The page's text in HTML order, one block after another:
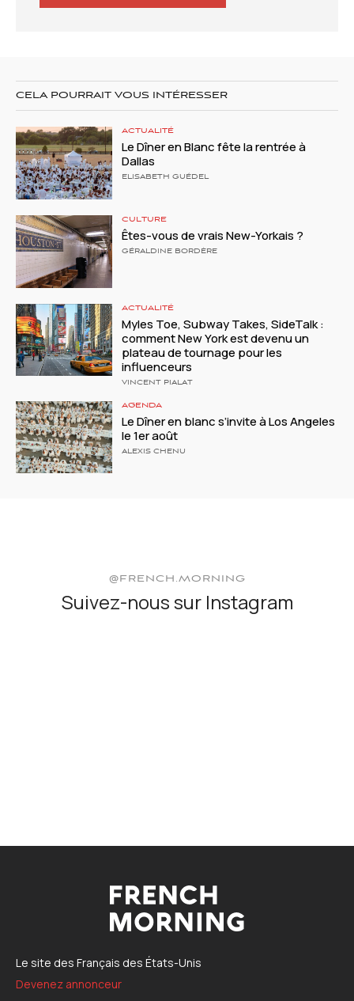
CELA POURRAIT VOUS INTÉRESSER
ACTUALITÉ
Le Dîner en Blanc fête la rentrée à
Dallas
ELISABETH GUÉDEL
CULTURE
Êtes-vous de vrais New-Yorkais ?
GÉRALDINE BORDÈRE
ACTUALITÉ
Myles Toe, Subway Takes, SideTalk :
comment New York est devenu un
plateau de tournage pour les
influenceurs
VINCENT PIALAT
AGENDA
Le Dîner en blanc s’invite à Los Angeles
le 1er août
ALEXIS CHENU
@FRENCH.MORNING
Suivez-nous sur Instagram
Le site des Français des États-Unis
Devenez annonceur